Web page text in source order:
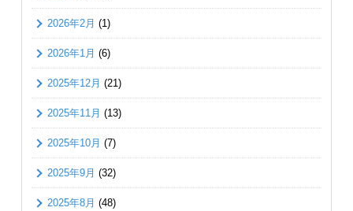
2026年2月 (1)
2026年1月 (6)
2025年12月 (21)
2025年11月 (13)
2025年10月 (7)
2025年9月 (32)
2025年8月 (48)